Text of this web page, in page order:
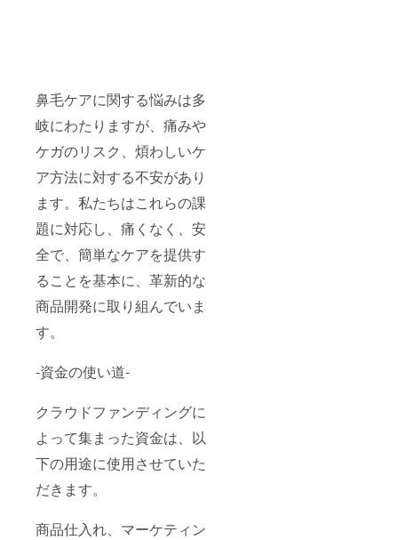
鼻毛ケアに関する悩みは多
岐にわたりますが、痛みや
ケガのリスク、煩わしいケ
ア方法に対する不安があり
ます。私たちはこれらの課
題に対応し、痛くなく、安
全で、簡単なケアを提供す
ることを基本に、革新的な
商品開発に取り組んでいま
す。
-資金の使い道-
クラウドファンディングに
よって集まった資金は、以
下の用途に使用させていた
だきます。
商品仕入れ、マーケティン